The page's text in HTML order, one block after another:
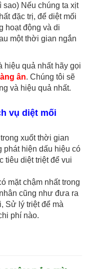
sao) Nếu chúng ta xịt
đặc trị, để diệt mối
hoạt động và di
một thời gian ngắn
hiệu quả nhất hãy gọi
ân. Chúng tôi sẽ
và hiệu quả nhất.
vụ diệt mối
xuốt thời gian
phát hiện dấu hiệu có
tiêu diệt triệt để vui
mặt chậm nhất trong
cũng như đưa ra
Sử lý triệt để mà
phí nào.